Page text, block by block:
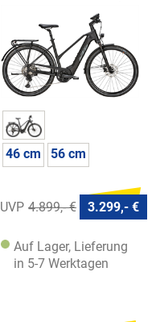
46 cm 56 cm
4.899,- € 3.299,- €
Auf Lager, Lieferung
in 5-7 Werktagen